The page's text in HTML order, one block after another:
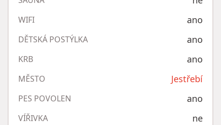
WIFI ano
DĚTSKÁ POSTÝLKA ano
KRB ano
MĚSTO Jestřebí
PES POVOLEN ano
VÍŘIVKA ne